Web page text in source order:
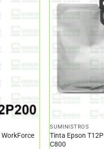
SUMINISTROS
Tinta Epson
C800